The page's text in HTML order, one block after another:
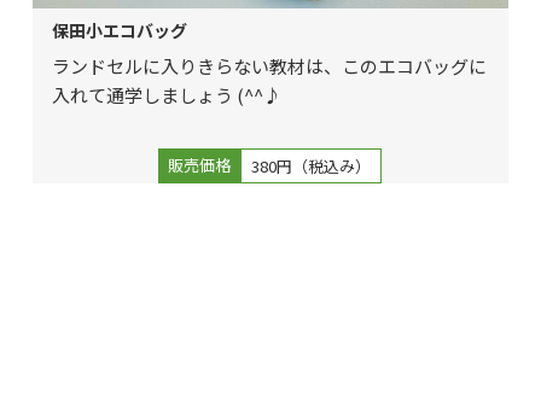
保田小エコバッグ
ランドセルに入りきらない教材は、このエコバッグに
入れて通学しましょう (^^♪
販売価格 380円（税込み）